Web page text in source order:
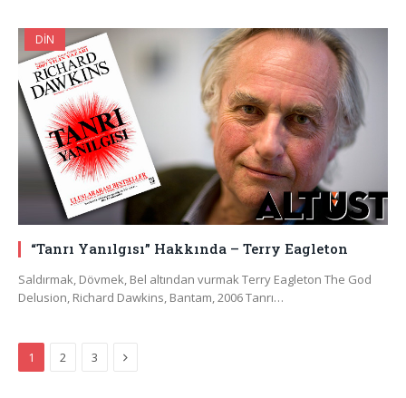
DIN
“Tanrı Yanılgısı” Hakkında – Terry Eagleton
Saldırmak, Dövmek, Bel altından vurmak Terry Eagleton The God
Delusion, Richard Dawkins, Bantam, 2006 Tanrı…
1 2 3 Next